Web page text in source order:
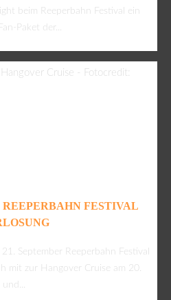
beim Reeperbahn Festival ein
Paket der...
FESTIVAL
September Reeperbahn Festival
mit zur Hangover Cruise am 20.
und...